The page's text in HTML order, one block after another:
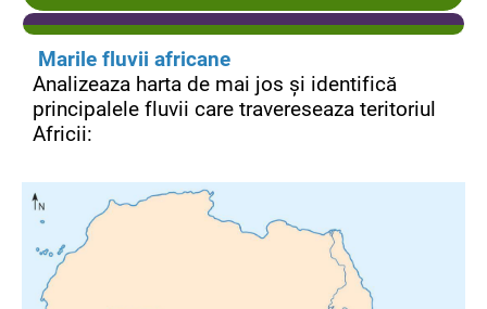
Marile fluvii africane
Analizeaza harta de mai jos și identifică
principalele fluvii care travereseaza teritoriul
Africii: